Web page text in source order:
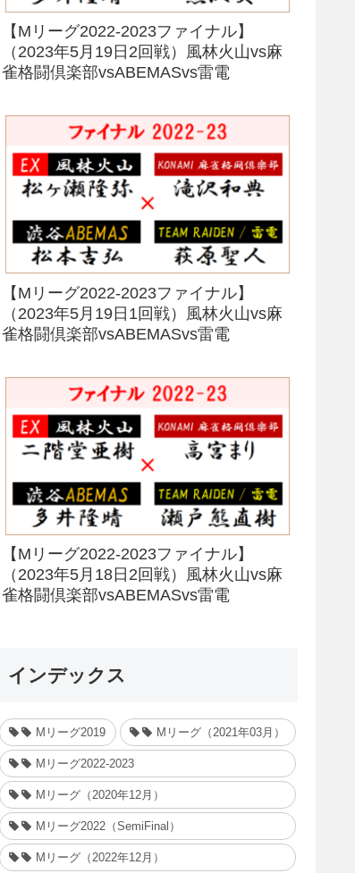
【Mリーグ2022-2023ファイナル】
（2023年5月19日2回戦）風林火山vs麻
雀格闘倶楽部vsABEMASvs雷電
【Mリーグ2022-2023ファイナル】
（2023年5月19日1回戦）風林火山vs麻
雀格闘倶楽部vsABEMASvs雷電
【Mリーグ2022-2023ファイナル】
（2023年5月18日2回戦）風林火山vs麻
雀格闘倶楽部vsABEMASvs雷電
インデックス
Mリーグ2019 Mリーグ（2021年03月）
Mリーグ2022-2023
Mリーグ（2020年12月）
Mリーグ2022（SemiFinal）
Mリーグ（2022年12月）